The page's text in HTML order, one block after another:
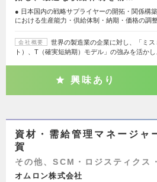
● 日本国内の戦略サプライヤーの開拓・関係構
における生産能力・供給体制・納期・価格の調
会社概要
世界の製造業の企業に対し、「ミ
ト）、T（確実短納期）モデル」の強みを活か
興味あり
資材・需給管理マネージャ
賀
その他、SCM・ロジスティクス
オムロン株式会社